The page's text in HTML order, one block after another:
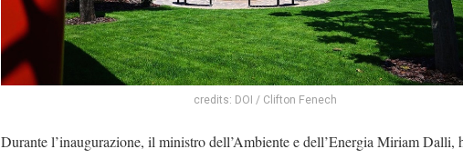
credits: DOI / Clifton Fenech
Durante l’inaugurazione, il ministro dell’Ambiente e dell’Energia Miriam Dalli,